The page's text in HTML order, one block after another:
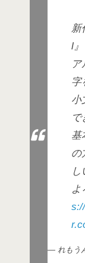
新
l』
字
小
基
の
し
よ
— れもう